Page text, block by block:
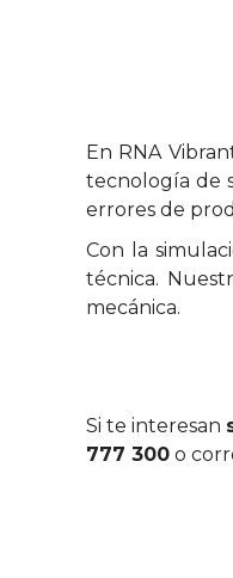
En RNA
tecnología de
errores de
Con la
técnica.
mecánica.
Si te interesan
777 300 o